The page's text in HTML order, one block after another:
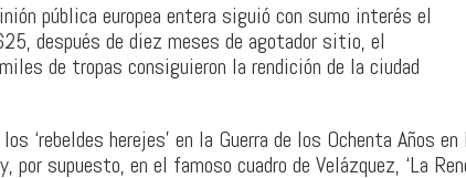
pública europea entera siguió con sumo interés el
después de diez meses de agotador sitio, el
de tropas consiguieron la rendición de la ciudad
‘rebeldes herejes’ en la Guerra de los Ochenta
por supuesto, en el famoso cuadro de Velázquez, ‘La